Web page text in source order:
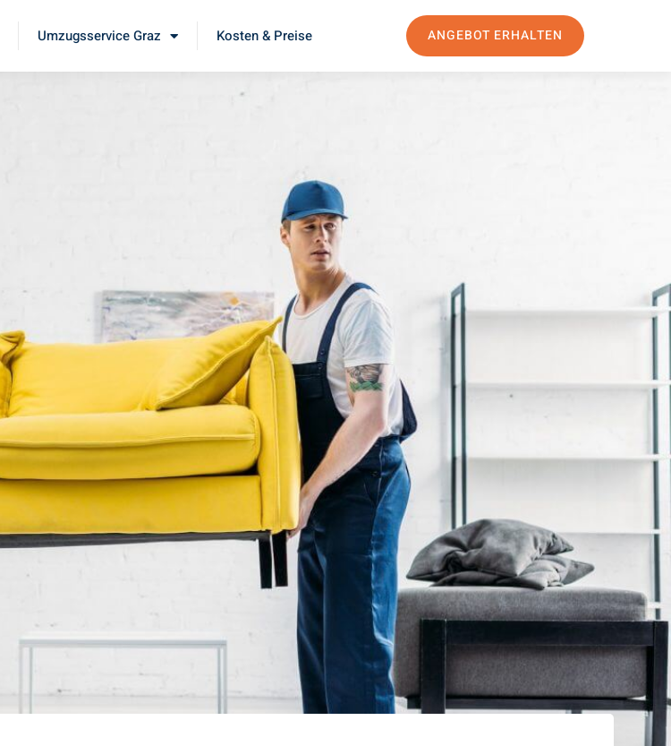
Umzugsservice Graz Kosten & Preise ANGEBOT ERHALTEN